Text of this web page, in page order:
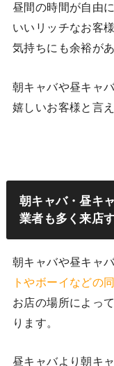
昼間の時間が自由
いいリッチなお客
気持ちにも余裕が
朝キャバや昼キャ
嬉しいお客様と言
朝キャバ・昼キ
業者も多く来店
朝キャバや昼キャ
トやボーイなどの
お店の場所によっ
ります。
昼キャバより朝キ